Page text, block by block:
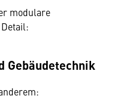
modulare
Gebäudetechnik